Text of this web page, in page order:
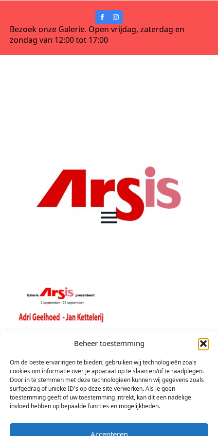
Beheer toestemming
Om de beste ervaringen te bieden, gebruiken wij technologieën zoals
cookies om informatie over je apparaat op te slaan en/of te raadplegen.
Door in te stemmen met deze technologieën kunnen wij gegevens zoals
surfgedrag of unieke ID's op deze site verwerken. Als je geen
toestemming geeft of uw toestemming intrekt, kan dit een nadelige
invloed hebben op bepaalde functies en mogelijkheden.
Accepteren
Bezoek onze Galerie. Open vrijdag, zaterdag en
zondag van 12:00 tot 17:00